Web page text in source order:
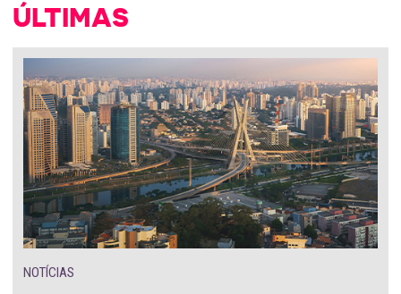
ÚLTIMAS
NOTÍCIAS